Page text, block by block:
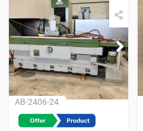
AB-2406-24